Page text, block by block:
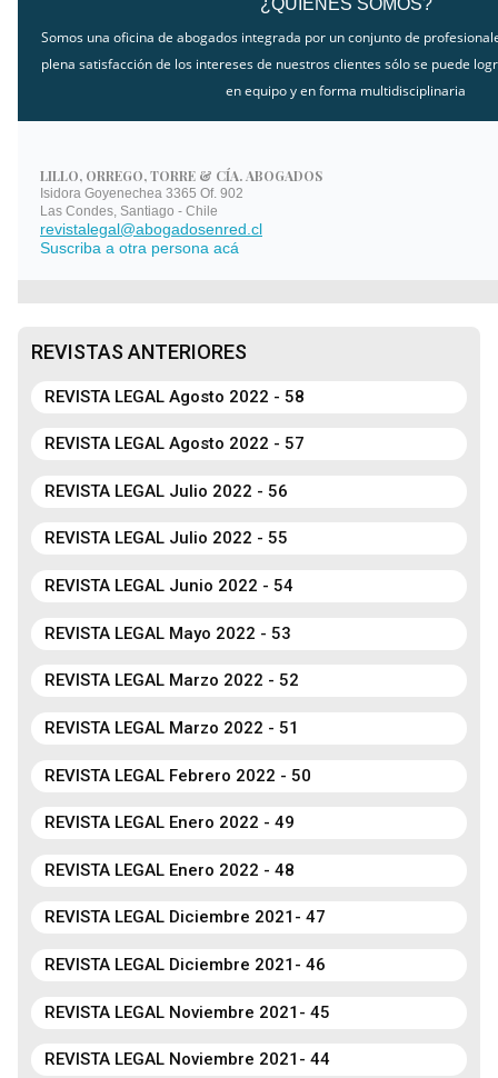
Somos una oficina de abogados integrada por un conjunto de
plena satisfacción de los intereses de nuestros clientes sólo se puede
en equipo y en forma multidisciplinaria
LILLO, ORREGO, TORRE & CÍA. ABOGADOS
Isidora Goyenechea 3365 Of. 902
Las Condes, Santiago - Chile
revistalegal@abogadosenred.cl
Suscriba a otra persona acá
REVISTAS ANTERIORES
REVISTA LEGAL Agosto 2022 - 58
REVISTA LEGAL Agosto 2022 - 57
REVISTA LEGAL Julio 2022 - 56
REVISTA LEGAL Julio 2022 - 55
REVISTA LEGAL Junio 2022 - 54
REVISTA LEGAL Mayo 2022 - 53
REVISTA LEGAL Marzo 2022 - 52
REVISTA LEGAL Marzo 2022 - 51
REVISTA LEGAL Febrero 2022 - 50
REVISTA LEGAL Enero 2022 - 49
REVISTA LEGAL Enero 2022 - 48
REVISTA LEGAL Diciembre 2021- 47
REVISTA LEGAL Diciembre 2021- 46
REVISTA LEGAL Noviembre 2021- 45
REVISTA LEGAL Noviembre 2021- 44